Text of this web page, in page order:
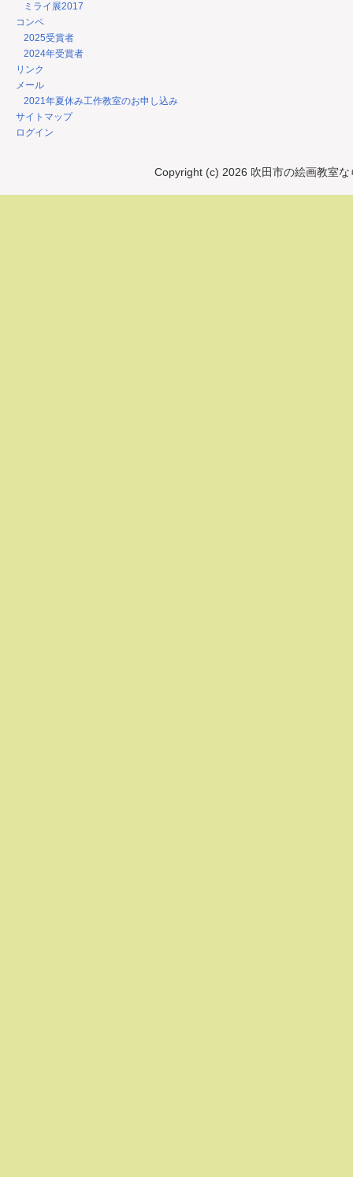
ミライ展2017
コンペ
2025受賞者
2024年受賞者
リンク
メール
2021年夏休み工作教室のお申し込み
サイトマップ
ログイン
Copyright (c) 2026 吹田市の絵画教室